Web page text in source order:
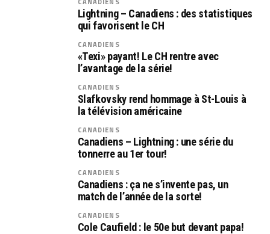
Lightning – Canadiens : des statistiques
qui favorisent le CH
CANADIENS
«Texi» payant! Le CH rentre avec
l’avantage de la série!
CANADIENS
Slafkovsky rend hommage à St-Louis à
la télévision américaine
CANADIENS
Canadiens – Lightning : une série du
tonnerre au 1er tour!
CANADIENS
Canadiens : ça ne s’invente pas, un
match de l’année de la sorte!
CANADIENS
Cole Caufield : le 50e but devant papa!